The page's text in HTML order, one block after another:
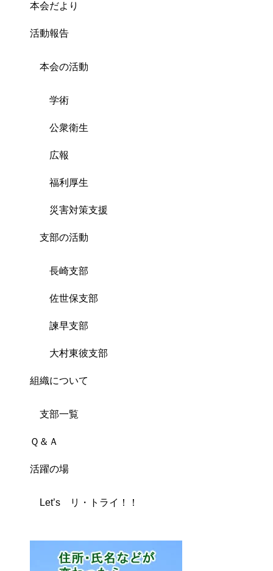
本会だより
活動報告
本会の活動
学術
公衆衛生
広報
福利厚生
災害対策支援
支部の活動
長崎支部
佐世保支部
諫早支部
大村東彼支部
組織について
支部一覧
Ｑ＆Ａ
活躍の場
Let’s リ・トライ！！